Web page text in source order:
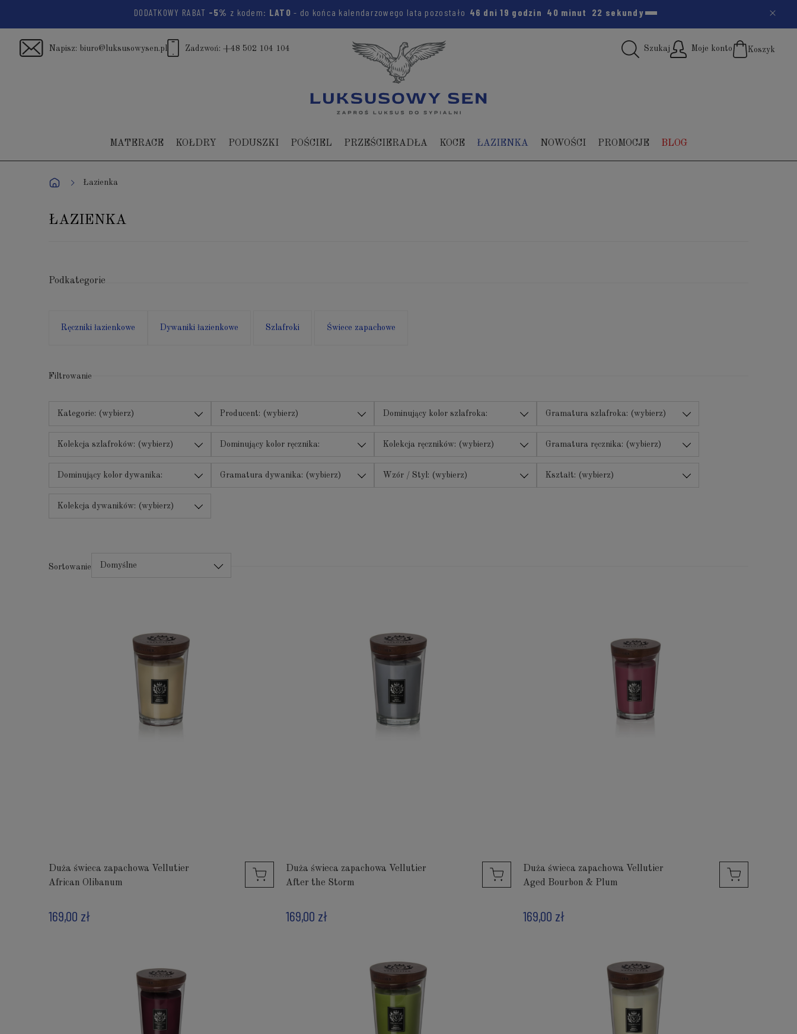
DODATKOWY RABAT-5% z kodem:LATO- do końca kalendarzowego lata pozostało46 dni 19 godzin 40 minut 21 sekund
Napisz: biuro@luksusowysen.pl Zadzwoń: +48 502 104 104 Szukaj Moje konto Koszyk
MATERACE KOŁDRY PODUSZKI POŚCIEL PRZEŚCIERADŁA KOCE ŁAZIENKA NOWOŚCI PROMOCJE BLOG
Łazienka
ŁAZIENKA
Podkategorie
Ręczniki łazienkowe Dywaniki łazienkowe Szlafroki Świece zapachowe
Filtrowanie
Kategorie: (wybierz) Producent: (wybierz)
Dominujący kolor szlafroka:
Gramatura szlafroka: (wybierz)
Kolekcja szlafroków: (wybierz)
Dominujący kolor ręcznika:
Kolekcja ręczników: (wybierz) Gramatura ręcznika: (wybierz)
Dominujący kolor dywanika:
Gramatura dywanika: (wybierz) Wzór / Styl: (wybierz) Kształt: (wybierz)
Kolekcja dywaników: (wybierz)
Sortowanie Domyślne
Duża świeca zapachowa Vellutier
African Olibanum
169,00 zł
Duża świeca zapachowa Vellutier
After the Storm
169,00 zł
Duża świeca zapachowa Vellutier
Aged Bourbon & Plum
169,00 zł